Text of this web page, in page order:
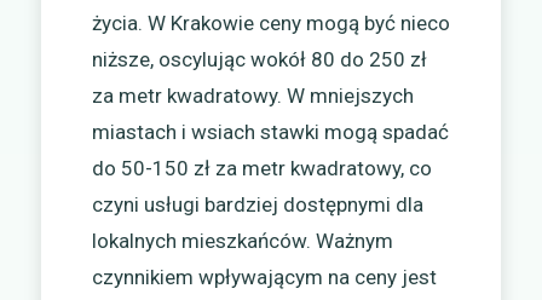
życia. W Krakowie ceny mogą być nieco
niższe, oscylując wokół 80 do 250 zł
za metr kwadratowy. W mniejszych
miastach i wsiach stawki mogą spadać
do 50-150 zł za metr kwadratowy, co
czyni usługi bardziej dostępnymi dla
lokalnych mieszkańców. Ważnym
czynnikiem wpływającym na ceny jest